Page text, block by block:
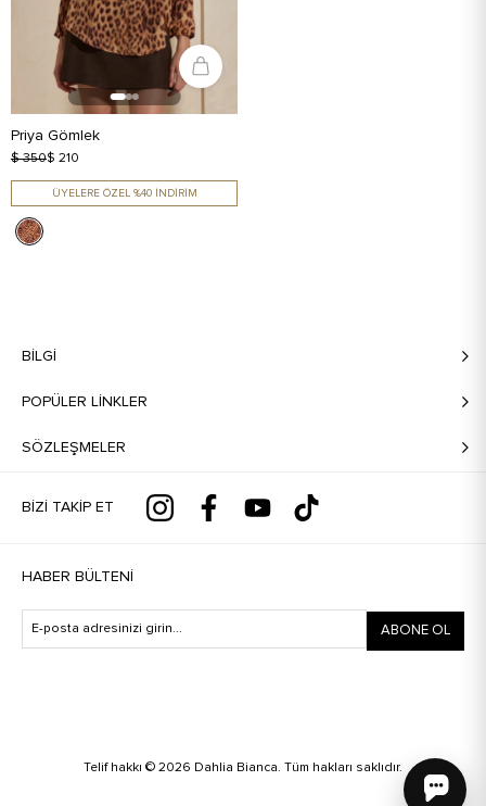
Priya Gömlek
$ 350$ 210
ÜYELERE ÖZEL %40 İNDİRİM
BILGI
POPÜLER LİNKLER
SÖZLEŞMELER
BIZI TAKIP ET
HABER BÜLTENI
ABONE OL
Telif hakkı © 2026 Dahlia Bianca. Tüm hakları saklıdır.